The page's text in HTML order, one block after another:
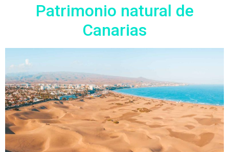
Patrimonio natural de
Canarias